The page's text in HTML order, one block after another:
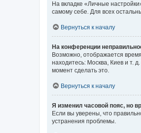
На вкладке «Личные
самому себе. Для всех
Вернуться к началу
На конференции
Возможно, отображается
находитесь: Москва, Киев и т.
момент сделать это.
Вернуться к началу
Я изменил часовой пояс, но
Если вы уверены, что
устранения проблемы.